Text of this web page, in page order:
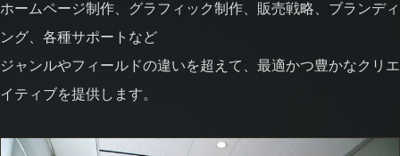
ホームページ制作、グラフィック制作、販売戦略、ブランディ
ング、各種サポートなど
ジャンルやフィールドの違いを超えて、最適かつ豊かなクリエ
イティブを提供します。